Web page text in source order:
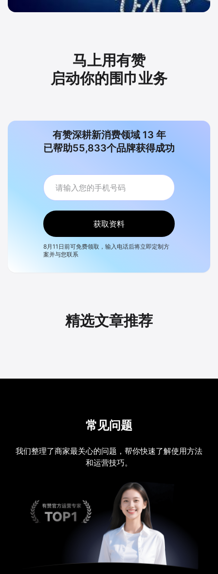
马上用有赞
启动你的围巾业务
有赞深耕新消费领域 13 年
已帮助55,833个品牌获得成功
获取资料
8月11日前可免费领取，输入电话后将立即定制方
案并与您联系
精选文章推荐
常见问题
我们整理了商家最关心的问题，帮你快速了解使用方法
和运营技巧。